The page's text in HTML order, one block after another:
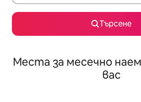
Търсене
Места за месечно
вас